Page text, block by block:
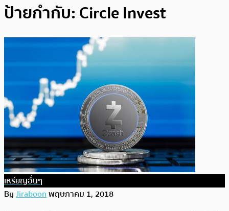
ป้ายกำกับ: Circle Invest
เหรียญอื่นๆ
ByJiraboonพฤษภาคม 1, 2018